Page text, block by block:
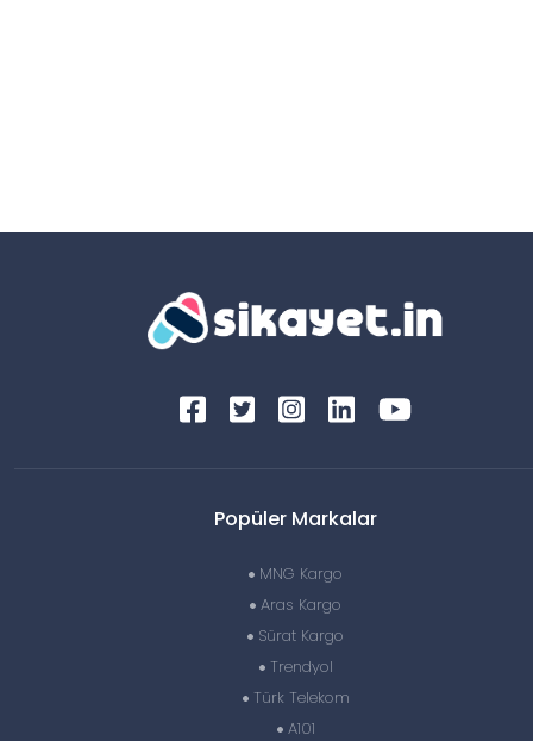
Popüler Markalar
MNG Kargo
Aras Kargo
Sürat Kargo
Trendyol
Türk Telekom
A101